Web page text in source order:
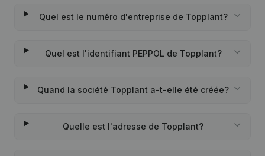
Quel est le numéro d'entreprise de Topplant?
Quel est l'identifiant PEPPOL de Topplant?
Quand la société Topplant a-t-elle été créée?
Quelle est l'adresse de Topplant?